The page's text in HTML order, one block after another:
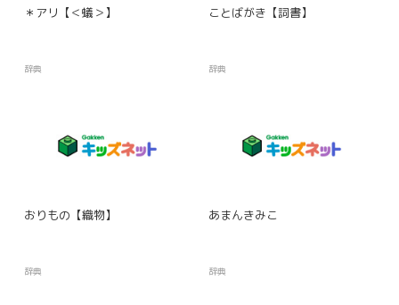
＊アリ【＜蟻＞】
辞典
ことばがき【詞書】
辞典
おりもの【織物】
辞典
あまんきみこ
辞典